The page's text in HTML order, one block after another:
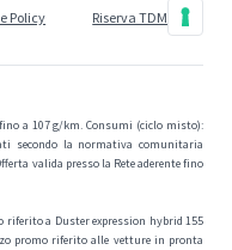
Policy Riserva TDM
a 107 g/km. Consumi (ciclo misto):
secondo la normativa comunitaria
valida presso la Rete aderente fino
a Duster expression hybrid 155
promo riferito alle vetture in pronta